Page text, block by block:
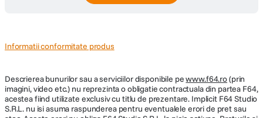
Informatii conformitate produs
Descrierea bunurilor sau a serviciilor disponibile pewww.f64.ro(prin
imagini, video etc.) nu reprezinta o obligatie contractuala din partea F64,
acestea fiind utilizate exclusiv cu titlu de prezentare. Implicit F64 Studio
S.R.L. nu isi asuma raspunderea pentru eventualele erori de pret sau